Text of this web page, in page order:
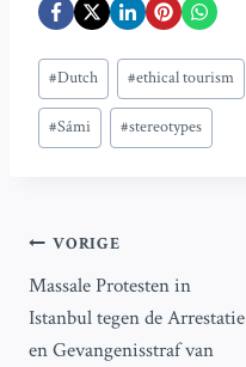
Bericht
tags:
#Dutch #ethical tourism
#Sámi #stereotypes
Bericht
navigatie
VORIGE
Massale Protesten in
Istanbul tegen de Arrestatie
en Gevangenisstraf van